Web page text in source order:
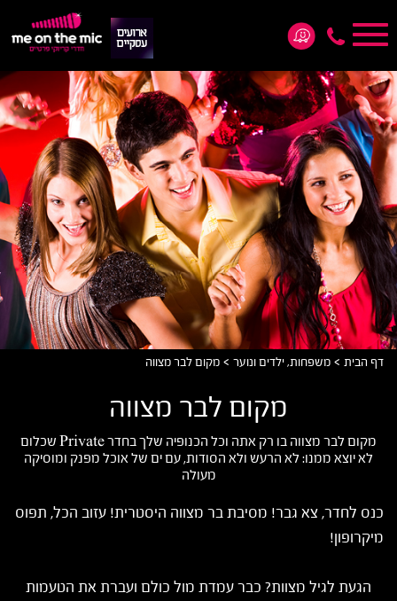
Toggle
navigation
*5876
דף הבית > משפחות, ילדים ונוער > מקום לבר מצווה
מקום לבר מצווה
מקום לבר מצווה בו רק אתה וכל הכנופיה שלך בחדר Private שכלום
לא יוצא ממנו: לא הרעש ולא הסודות, עם ים של אוכל מפנק ומוסיקה
מעולה
כנס לחדר, צא גבר! מסיבת בר מצווה היסטרית! עזוב הכל, תפוס
מיקרופון!
הגעת לגיל מצוות? כבר עמדת מול כולם ועברת את הטעמות